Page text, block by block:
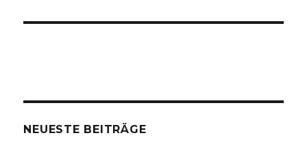
NEUESTE BEITRÄGE